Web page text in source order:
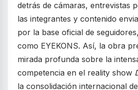
detrás de cámaras, entrevistas
las integrantes y contenido
por la base oficial de
como EYEKONS. Así, la obra
mirada profunda sobre la
competencia en el reality show
la consolidación internacional